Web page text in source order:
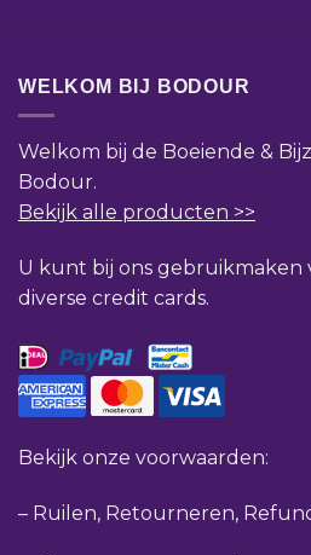
WELKOM BIJ BODOUR
Welkom bij de Boeiende &
Bodour.
Bekijk alle producten >>
U kunt bij ons gebruikmaken
diverse credit cards.
Bekijk onze voorwaarden:
– Ruilen, Retourneren,